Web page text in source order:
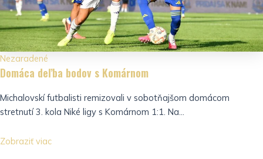
Nezaradené
Domáca deľba bodov s Komárnom
Michalovskí futbalisti remizovali v sobotňajšom domácom
stretnutí 3. kola Niké ligy s Komárnom 1:1. Na...
Zobraziť viac